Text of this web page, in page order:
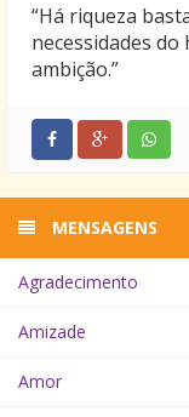
“Há riqueza
necessidades
ambição.”
MENSAGENS
Agradecimento
Amizade
Amor